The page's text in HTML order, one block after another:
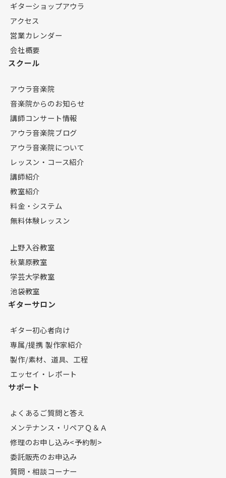
ギターショップアウラ
アクセス
営業カレンダー
会社概要
スクール
アウラ音楽院
音楽院からのお知らせ
講師コンサート情報
アウラ音楽院ブログ
アウラ音楽院について
レッスン・コース紹介
講師紹介
教室紹介
料金・システム
無料体験レッスン
上野入谷教室
秋葉原教室
学芸大学教室
池袋教室
ギターサロン
ギター初心者向け
専属/提携 製作家紹介
製作/素材、道具、工程
エッセイ・レポート
サポート
よくあるご質問と答え
メンテナンス・リペアＱ＆Ａ
修理のお申し込み<予約制>
委託販売のお申込み
質問・相談コーナー